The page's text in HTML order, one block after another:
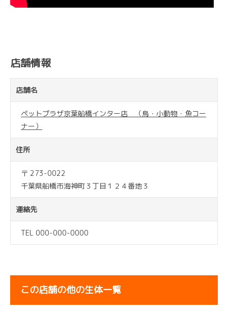
店舗情報
店舗名
ペットプラザ京葉船橋インター店 （鳥・小動物・魚コー
ナー）
住所
〒 273-0022
千葉県船橋市海神町３丁目１２４番地３
連絡先
TEL 000-000-0000
この店舗の他の生体一覧